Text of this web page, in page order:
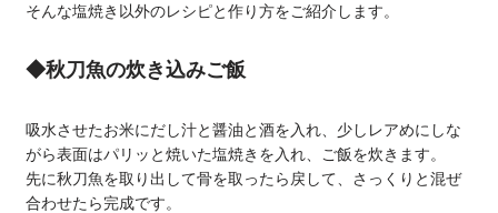
そんな塩焼き以外のレシピと作り方をご紹介します。
◆秋刀魚の炊き込みご飯
吸水させたお米にだし汁と醤油と酒を入れ、少しレアめにしな
がら表面はパリッと焼いた塩焼きを入れ、ご飯を炊きます。
先に秋刀魚を取り出して骨を取ったら戻して、さっくりと混ぜ
合わせたら完成です。